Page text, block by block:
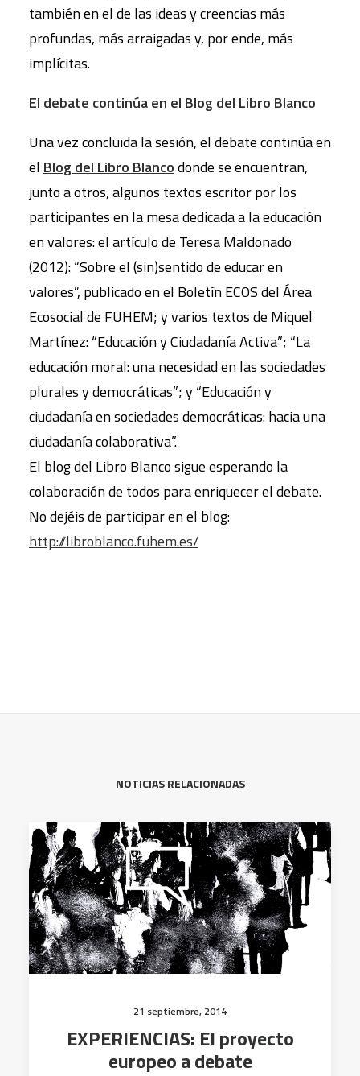
también en el de las ideas y creencias más
profundas, más arraigadas y, por ende, más
implícitas.
El debate continúa en el Blog del Libro Blanco
Una vez concluida la sesión, el debate continúa en
el Blog del Libro Blancodonde se encuentran,
junto a otros, algunos textos escritor por los
participantes en la mesa dedicada a la educación
en valores: el artículo de Teresa Maldonado
(2012): “Sobre el (sin)sentido de educar en
valores”, publicado en el Boletín ECOS del Área
Ecosocial de FUHEM; y varios textos de Miquel
Martínez: “Educación y Ciudadanía Activa”; “La
educación moral: una necesidad en las sociedades
plurales y democráticas”; y “Educación y
ciudadanía en sociedades democráticas: hacia una
ciudadanía colaborativa”.
El blog del Libro Blanco sigue esperando la
colaboración de todos para enriquecer el debate.
No dejéis de participar en el blog:
http://libroblanco.fuhem.es/
NOTICIAS RELACIONADAS
21 septiembre, 2014
EXPERIENCIAS: El proyecto
europeo a debate